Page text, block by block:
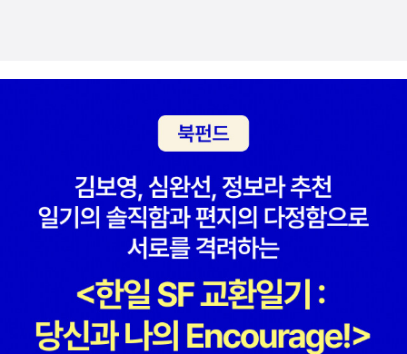
해지게 되어요. 다만 주인공들이 여자인지 남자인지 자세히 들어다
보지 않으면 조금은 헤갈리는 그런 청소년 소설이네요.
그렇고 일본도 그렇고, 요즘 들어 확신한건데 영미권에서 나누는 연
령별 가이드가 middle grade novel - ya(young adult) novel로
그건 여기서 얘기할 건 아니니까 넘어가고) 우리나라는 초저-초중-초
고- 이러다 청소년 소설로 넘어간다. 얼핏 봐선 MG-YA에 비슷하게
대응하는 것 같은데 몇 권 읽어보면 피부에 와 닿는 감각이 다르다. 엄
기에 들어가는 소설들은 대개 굉장히 섬세하고 세밀하게 감정을 보여
주며 사건을 다룬다. 이렇게 좋은 문학환경이 조성돼 있는데 아이들
이 충분히 읽을 시간을 주지 않는 건 정말 너무 아깝고 아깝고 또 아깝